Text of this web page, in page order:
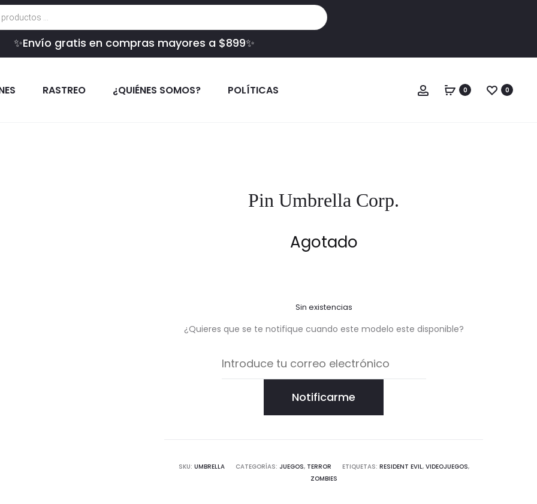
✨Envío gratis en compras mayores a $899✨
RASTREO ¿QUIÉNES SOMOS? POLÍTICAS Cuenta
0 0
Pin Umbrella Corp.
Agotado
Sin existencias
¿Quieres que se te notifique cuando este modelo este disponible?
Notificarme
SKU: UMBRELLA CATEGORÍAS: JUEGOS, TERROR ETIQUETAS: RESIDENT EVIL, VIDEOJUEGOS,
ZOMBIES